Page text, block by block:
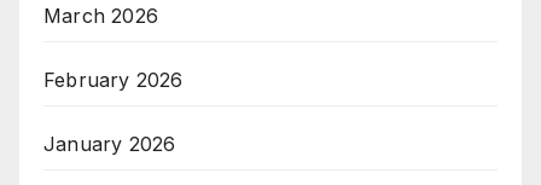
March 2026
February 2026
January 2026